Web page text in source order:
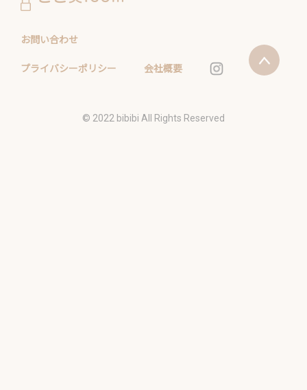
お問い合わせ
プライバシーポリシー 会社概要
©️ 2022 bibibi All Rights Reserved